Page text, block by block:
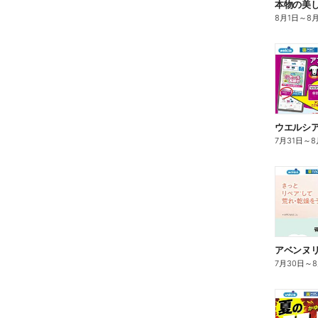
本物の美
8月1日 ～8
7月31日 ～8
7月30日 ～